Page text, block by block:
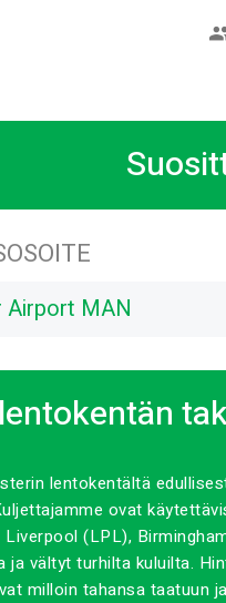
Airport MAN
lentokentältä
ovat
(LPL),
vältyt turhilta kuluilta.
milloin tahansa taatuun